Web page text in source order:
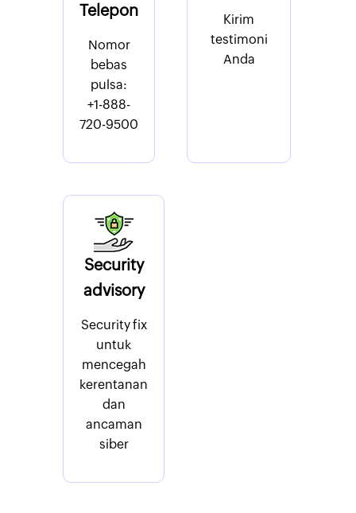
Telepon
Nomor
bebas
pulsa:
+1-888-
720-9500
Kirim
testimoni
Anda
Security
advisory
Security fix
untuk
mencegah
kerentanan
dan
ancaman
siber